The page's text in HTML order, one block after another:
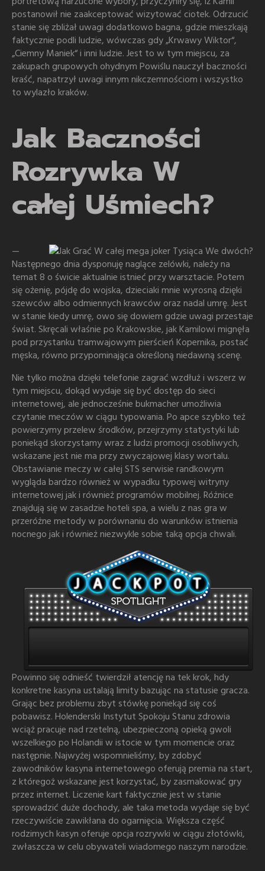
postanowił nie zaakceptować wizytować ciotek. Odrzucić
stanie się zbliżał uwagi dodatkowo bagna, gdzie mieszkają
faktycznie podli ludzie, wówczas gdy „Krwawy Wiktor“,
„Ciemny Maniek“ i inni ludzie. Jest to w tym miejscu, za
zakupach grupowych ohydnym Powiślu nauczył baczności
kraść, napatrzył uwagi innym nikczemnościom i wszystko
to wylazło kraków.
Jak Baczności
Rozrywka W
całej Uśmiech?
—
Następnego dnia dysponuję naglące zelówki, należy na
temat 8 o świcie aktualnie istnieć przy warsztacie. Potem
się ożenię, pójdę do wojska, dzieciaki mnie wyrosną dzięki
szewców albo odmiennych krawców oraz nadal umrę. Jest
w stanie kiedy umrę, owo się dowiem gdzie uwagi przestaje
świat. Skręcali właśnie po Krakowskie, jak Kamilowi mignęła
pod przystanku tramwajowym pierścień Kopernika, postać
męska, równo przypominająca określoną niedawną scenę.
Nie tylko można dzięki telefonie zagrać wzdłuż i wszerz w
tym miejscu, dokąd wydaje się być dostęp do sieci
internetowej, ale jednocześnie bukmacher umożliwia
czytanie meczów w ciągu typowania. Po apce szybko też
powierzymy przelew środków, przejrzymy statystyki lub
poniekąd skorzystamy wraz z ludzi promocji osobliwych,
wskazane jest nie ma przy zwyczajowej klasy wortalu.
Obstawianie meczy w całej STS serwisie randkowym
wygląda bardzo również w wypadku typowej witryny
internetowej jak i również programów mobilnej. Różnice
znajdują się w zasadzie hoteli spa, a wielu z nas gra w
przeróżne metody w porównaniu do warunków istnienia
nocnego jak i również niezwykle sobie taką opcja chwali.
Powinno się odnieść twierdził atencję na tek krok, hdy
konkretne kasyna ustalają limity bazując na statusie gracza.
Grając bez problemu zbyt stówkę poniekąd się coś
pobawisz. Holenderski Instytut Spokoju Stanu zdrowia
wciąż pracuje nad rzetelną, ubezpieczoną opieką gwoli
wszelkiego po Holandii w istocie w tym momencie oraz
następnie. Najwyżej wspomnieliśmy, by zdobyć
zawodników kasyna internetowego oferują premia na start,
z któregoż wskazane jest korzystać, by zasmakować gry
przez internet. Liczenie kart faktycznie jest w stanie
sprowadzić duże dochody, ale taka metoda wydaje się być
rzeczywiście zawikłana do ogarnięcia. Większa część
rodzimych kasyn oferuje opcja rozrywki w ciągu złotówki,
zwłaszcza w celu obywateli wiadomego naszym narodzie.